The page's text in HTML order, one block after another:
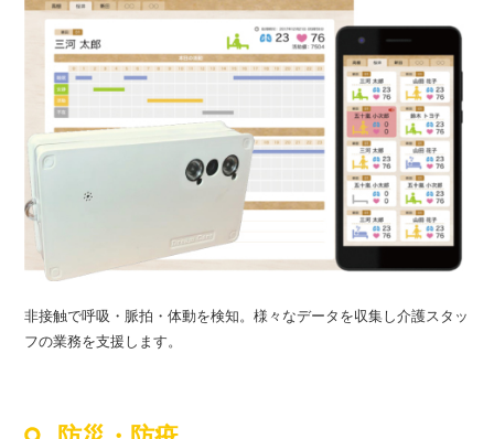
非接触で呼吸・脈拍・体動を検知。様々なデータを収集し介護スタッ
フの業務を支援します。